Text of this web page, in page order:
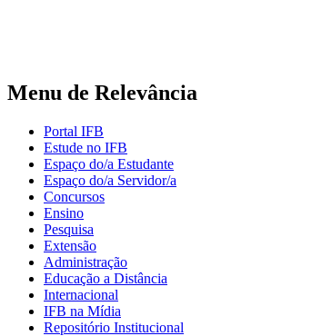
Menu de Relevância
Portal IFB
Estude no IFB
Espaço do/a Estudante
Espaço do/a Servidor/a
Concursos
Ensino
Pesquisa
Extensão
Administração
Educação a Distância
Internacional
IFB na Mídia
Repositório Institucional